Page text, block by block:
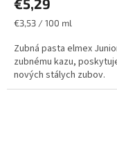
Jednotková
€3,53 / 100 ml
Zubná pasta elmex
zubnému kazu,
nových stálych zubov.